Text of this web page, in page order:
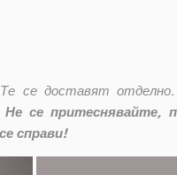
се доставят
Не се притеснявайте,
справи!